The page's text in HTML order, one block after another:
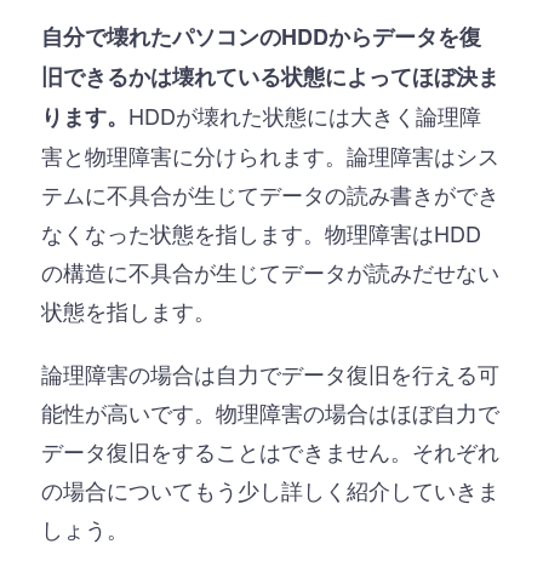
自分で壊れたパソコンのHDDからデータを復
旧できるかは壊れている状態によってほぼ決ま
ります。 HDDが壊れた状態には大きく論理障
害と物理障害に分けられます。論理障害はシス
テムに不具合が生じてデータの読み書きができ
なくなった状態を指します。物理障害はHDD
の構造に不具合が生じてデータが読みだせない
状態を指します。
論理障害の場合は自力でデータ復旧を行える可
能性が高いです。物理障害の場合はほぼ自力で
データ復旧をすることはできません。それぞれ
の場合についてもう少し詳しく紹介していきま
しょう。